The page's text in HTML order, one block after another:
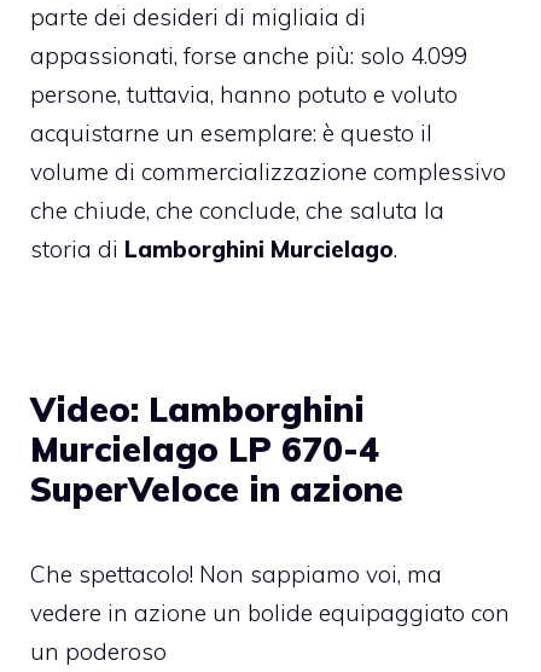
parte dei desideri di migliaia di
appassionati, forse anche più: solo 4.099
persone, tuttavia, hanno potuto e voluto
acquistarne un esemplare: è questo il
volume di commercializzazione complessivo
che chiude, che conclude, che saluta la
storia di Lamborghini Murcielago.
Video: Lamborghini
Murcielago LP 670-4
SuperVeloce in azione
Che spettacolo! Non sappiamo voi, ma
vedere in azione un bolide equipaggiato con
un poderoso